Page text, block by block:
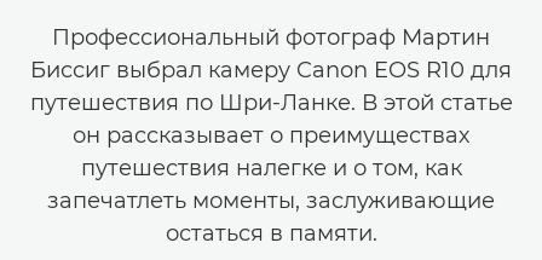
Профессиональный фотограф Мартин
Биссиг выбрал камеру Canon EOS R10 для
путешествия по Шри-Ланке. В этой статье
он рассказывает о преимуществах
путешествия налегке и о том, как
запечатлеть моменты, заслуживающие
остаться в памяти.